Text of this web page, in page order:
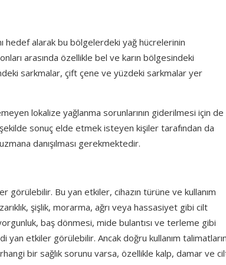
hedef alarak bu bölgelerdeki yağ hücrelerinin
arasında özellikle bel ve karın bölgesindeki
sarkmalar, çift çene ve yüzdeki sarkmalar yer
lokalize yağlanma sorunlarının giderilmesi için de
sonuç elde etmek isteyen kişiler tarafından da
danışılması gerekmektedir.
görülebilir. Bu yan etkiler, cihazın türüne ve kullanım
şişlik, morarma, ağrı veya hassasiyet gibi cilt
baş dönmesi, mide bulantısı ve terleme gibi
yan etkiler görülebilir. Ancak doğru kullanım
bir sağlık sorunu varsa, özellikle kalp, damar ve